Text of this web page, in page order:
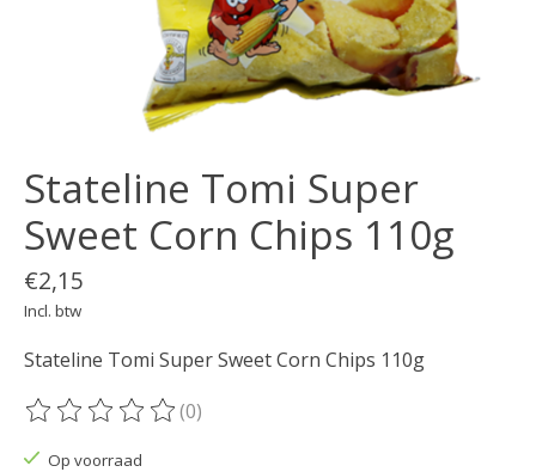
Stateline Tomi Super
Sweet Corn Chips 110g
€2,15
Incl. btw
Stateline Tomi Super Sweet Corn Chips 110g
De beoordeling van dit product is
(0)
Op voorraad